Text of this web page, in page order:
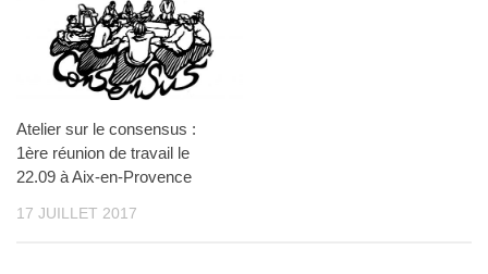
Atelier sur le consensus :
1ère réunion de travail le
22.09 à Aix-en-Provence
17 JUILLET 2017